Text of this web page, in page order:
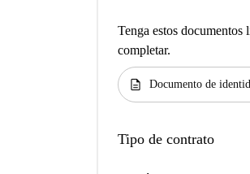
Tenga estos documentos
completar.
description Documento de
Tipo de contrato